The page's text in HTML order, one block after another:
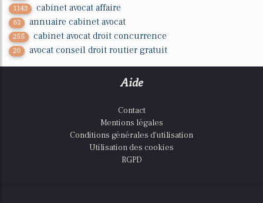
1143 cabinet avocat affaire
63 annuaire cabinet avocat
255 cabinet avocat droit concurrence
20 avocat conseil droit routier gratuit
Aide
Contact
Mentions légales
Conditions générales d'utilisation
Utilisation des cookies
RGPD